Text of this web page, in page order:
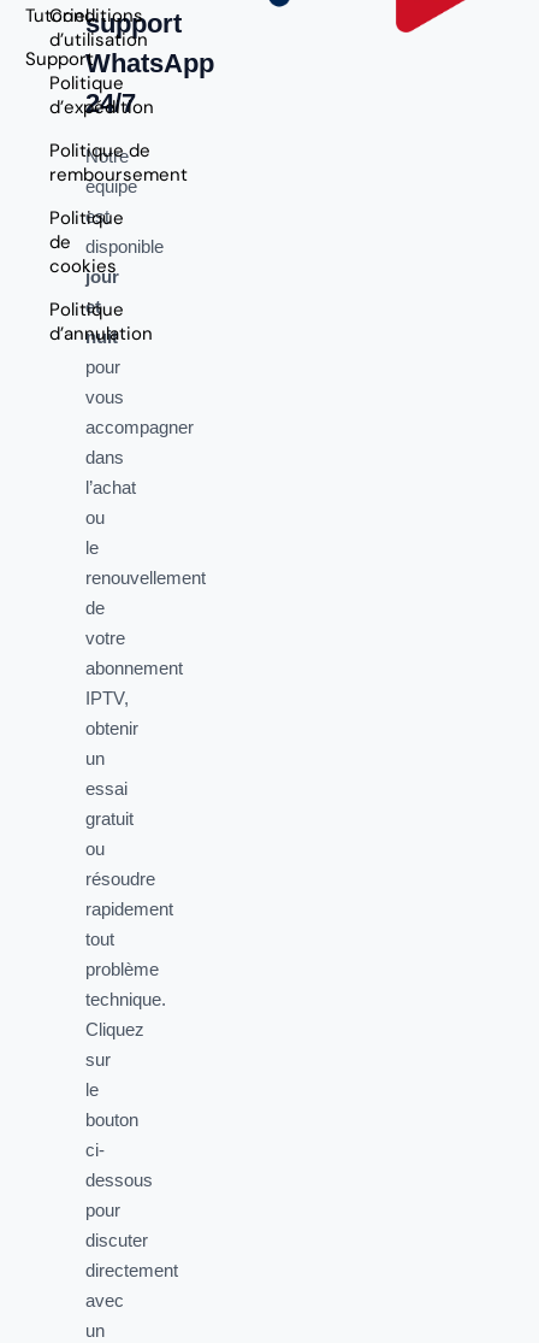
Tutoriel
Support
Conditions
d’utilisation
Politique
d’expédition
Politique de
remboursement
Politique
de
cookies
Politique
d’annulation
support
WhatsApp
24/7
Notre
équipe
est
disponible
jour
et
nuit
pour
vous
accompagner
dans
l’achat
ou
le
renouvellement
de
votre
abonnement
IPTV,
obtenir
un
essai
gratuit
ou
résoudre
rapidement
tout
problème
technique.
Cliquez
sur
le
bouton
ci-
dessous
pour
discuter
directement
avec
un